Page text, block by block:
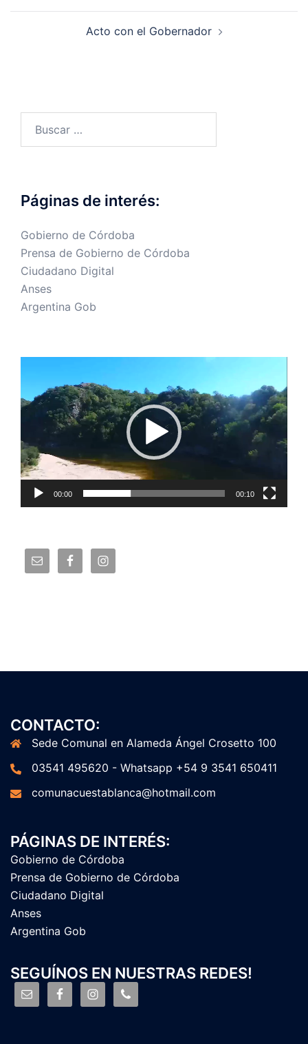
Acto con el Gobernador
Páginas de interés:
Gobierno de Córdoba
Prensa de Gobierno de Córdoba
Ciudadano Digital
Anses
Argentina Gob
vídeo
00:00 00:10
CONTACTO:
Sede Comunal en Alameda Ángel Crosetto 100
03541 495620 - Whatsapp +54 9 3541 650411
comunacuestablanca@hotmail.com
PÁGINAS DE INTERÉS:
Gobierno de Córdoba
Prensa de Gobierno de Córdoba
Ciudadano Digital
Anses
Argentina Gob
SEGUÍNOS EN NUESTRAS REDES!